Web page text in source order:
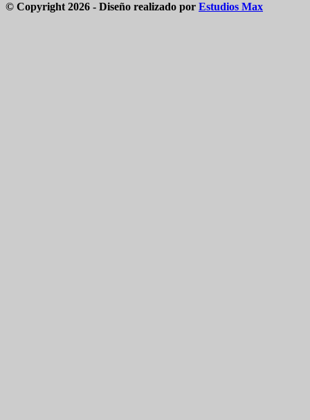
© Copyright 2026 - Diseño realizado por Estudios Max